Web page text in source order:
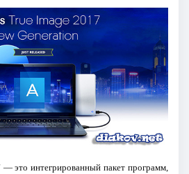
— это интегрированный пакет программ,